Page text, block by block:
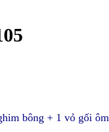
bông + 1 vỏ gối ôm